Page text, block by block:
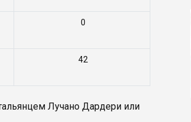
0
42
Лучано Дардери или